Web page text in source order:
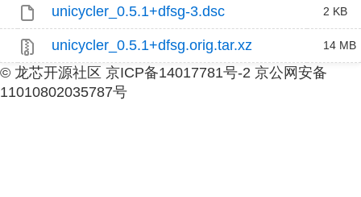
unicycler_0.5.1+dfsg-3.dsc 2 KB
unicycler_0.5.1+dfsg.orig.tar.xz 14 MB
© 龙芯开源社区 京ICP备14017781号-2 京公网安备
11010802035787号